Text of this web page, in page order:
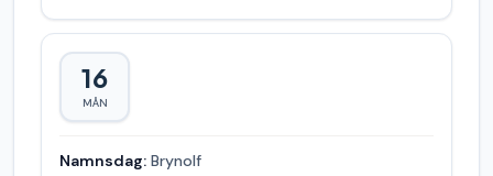
16
MÅN
Namnsdag: Brynolf